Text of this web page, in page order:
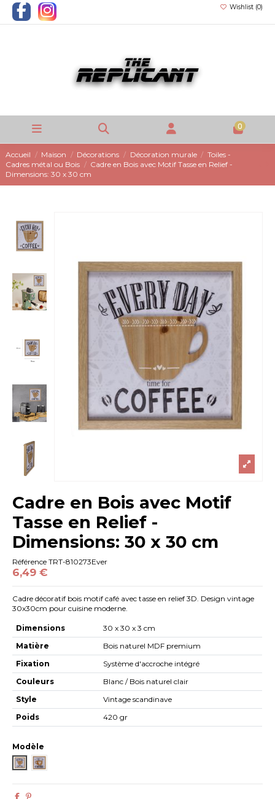
Wishlist (0)
0
Accueil Maison Décorations Décoration murale
Toiles -
Cadres métal ou Bois
Cadre en Bois avec Motif Tasse en Relief -
Dimensions: 30 x 30 cm
Cadre en Bois avec Motif
Tasse en Relief -
Dimensions: 30 x 30 cm
Référence TRT-810273Ever
6,49 €
Cadre décoratif bois motif café avec tasse en relief 3D. Design vintage
30x30cm pour cuisine moderne.
Dimensions
30 x 30 x 3 cm
Matière
Bois naturel MDF premium
Fixation
Système d'accroche intégré
Couleurs
Blanc / Bois naturel clair
Style
Vintage scandinave
Poids
420 gr
Modèle
Every Day Coffee
Take a Coffee